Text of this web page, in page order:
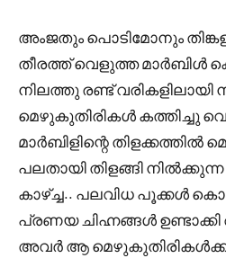
അംജതും പൊടിമോനും
തീരത്ത് വെളുത്ത മാർബിൾ
നിലത്തു രണ്ട് വരികളിലായി
മെഴുകുതിരികൾ കത്തിച്ചു
മാർബിളിന്റെ തിളക്കത്തിൽ
പലതായി തിളങ്ങി
കാഴ്ച്ച.. പലവിധ പൂക്കൾ
പ്രണയ ചിഹ്നങ്ങൾ ഉണ്ടാക്കി
അവർ ആ